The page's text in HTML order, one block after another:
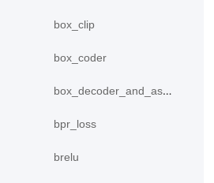
box_clip
box_coder
box_decoder_and_assign
bpr_loss
brelu